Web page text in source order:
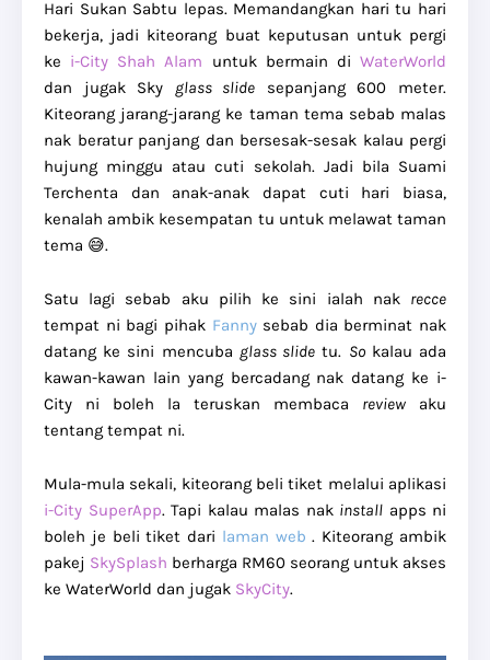
Hari Sukan Sabtu lepas. Memandangkan hari tu hari
bekerja, jadi kiteorang buat keputusan untuk pergi
ke i-City Shah Alam untuk bermain diWaterWorld
dan jugak Sky glass slide sepanjang 600 meter.
Kiteorang jarang-jarang ke taman tema sebab malas
nak beratur panjang dan bersesak-sesak kalau pergi
hujung minggu atau cuti sekolah. Jadi bila Suami
Terchenta dan anak-anak dapat cuti hari biasa,
kenalah ambik kesempatan tu untuk melawat taman
tema 😅.
Satu lagi sebab aku pilih ke sini ialah nak recce
tempat ni bagi pihak Fannysebab dia berminat nak
datang ke sini mencuba glass slide tu. Sokalau ada
kawan-kawan lain yang bercadang nak datang ke i-
City ni boleh la teruskan membaca review aku
tentang tempat ni.
Mula-mula sekali, kiteorang beli tiket melalui aplikasi
i-City SuperApp. Tapi kalau malas nak install apps ni
boleh je beli tiket dari laman web . Kiteorang ambik
pakej SkySplash berharga RM60 seorang untuk akses
ke WaterWorld dan jugak SkyCity.